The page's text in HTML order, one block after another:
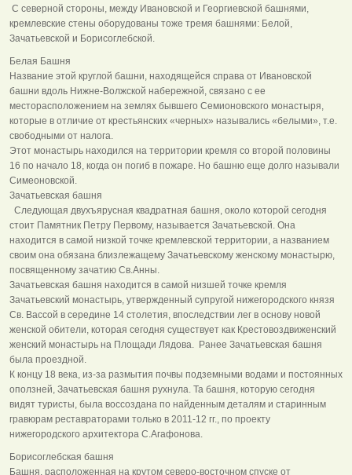
С северной стороны, между Ивановской и Георгиевской башнями,
кремлевские стены оборудованы тоже тремя башнями: Белой,
Зачатьевской и Борисоглебской.
Белая Башня
Название этой круглой башни, находящейся справа от Ивановской
башни вдоль Нижне-Волжской набережной, связано с ее
месторасположением на землях бывшего Семионовского монастыря,
которые в отличие от крестьянских «черных» назывались «белыми», т.е.
свободными от налога.
Этот монастырь находился на территории кремля со второй половины
16 по начало 18, когда он погиб в пожаре. Но башню еще долго называли
Симеоновской.
Зачатьевская башня
Следующая двухъярусная квадратная башня, около которой сегодня
стоит Памятник Петру Первому, называется Зачатьевской. Она
находится в самой низкой точке кремлевской территории, а названием
своим она обязана близлежащему Зачатьевскому женскому монастырю,
посвященному зачатию Св.Анны.
Зачатьевская башня находится в самой низшей точке кремля
Зачатьевский монастырь, утвержденный супругой нижегородского князя
Св. Вассой в середине 14 столетия, впоследствии лег в основу новой
женской обители, которая сегодня существует как Крестовоздвиженский
женский монастырь на Площади Лядова. Ранее Зачатьевская башня
была проездной.
К концу 18 века, из-за размытия почвы подземными водами и постоянных
оползней, Зачатьевская башня рухнула. Та башня, которую сегодня
видят туристы, была воссоздана по найденным деталям и старинным
гравюрам реставраторами только в 2011-12 гг., по проекту
нижегородского архитектора С.Агафонова.
Борисоглебская башня
Башня, расположенная на крутом северо-восточном спуске от